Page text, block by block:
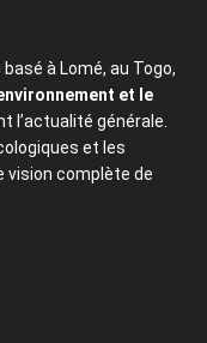
à Lomé, au Togo,
et le
l’actualité générale.
et les
vision complète de